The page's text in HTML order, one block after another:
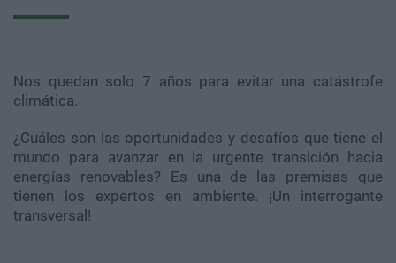
Nos quedan solo 7 años para evitar una catástrofe
climática.
¿Cuáles son las oportunidades y desafíos que tiene el
mundo para avanzar en la urgente transición hacia
energías renovables? Es una de las premisas que
tienen los expertos en ambiente. ¡Un interrogante
transversal!